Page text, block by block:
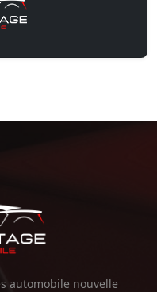
automobile nouvelle